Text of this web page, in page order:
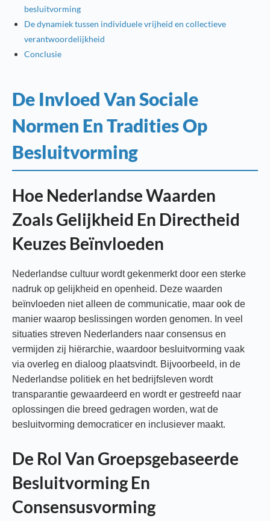
besluitvorming
De dynamiek tussen individuele vrijheid en collectieve
verantwoordelijkheid
Conclusie
De Invloed Van Sociale
Normen En Tradities Op
Besluitvorming
Hoe Nederlandse Waarden
Zoals Gelijkheid En Directheid
Keuzes Beïnvloeden
Nederlandse cultuur wordt gekenmerkt door een sterke
nadruk op gelijkheid en openheid. Deze waarden
beïnvloeden niet alleen de communicatie, maar ook de
manier waarop beslissingen worden genomen. In veel
situaties streven Nederlanders naar consensus en
vermijden zij hiërarchie, waardoor besluitvorming vaak
via overleg en dialoog plaatsvindt. Bijvoorbeeld, in de
Nederlandse politiek en het bedrijfsleven wordt
transparantie gewaardeerd en wordt er gestreefd naar
oplossingen die breed gedragen worden, wat de
besluitvorming democraticer en inclusiever maakt.
De Rol Van Groepsgebaseerde
Besluitvorming En
Consensusvorming